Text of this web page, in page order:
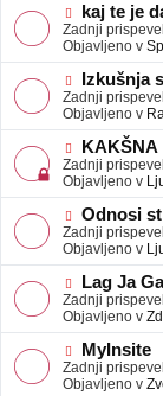
N
o
v
e
o
b
j
a
v
e
kaj te je
Zadnji
Objavljeno v
N
o
v
e
o
b
j
a
v
e
Izkušnja
Zadnji
Objavljeno v
N
o
v
e
o
b
j
a
v
e
KAKŠNA
Zadnji
Objavljeno v
N
o
v
e
o
b
j
a
v
e
Odnosi
Zadnji
Objavljeno v
N
o
v
e
o
b
j
Lag Ja
Zadnji
Objavljeno v
N
o
v
MyInsite
Zadnji
Objavljeno v